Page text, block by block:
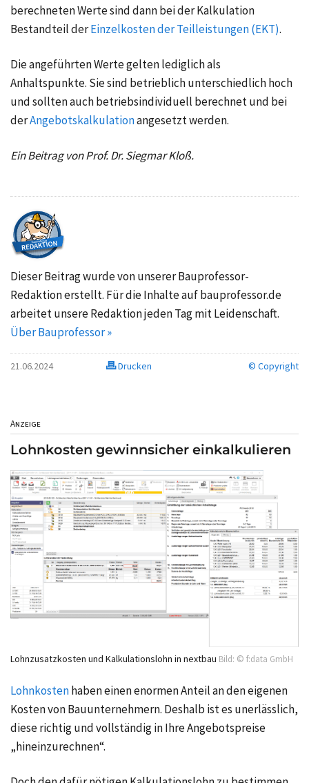
berechneten Werte sind dann bei der Kalkulation
Bestandteil derEinzelkosten der Teilleistungen (EKT).
Die angeführten Werte gelten lediglich als
Anhaltspunkte. Sie sind betrieblich unterschiedlich hoch
und sollten auch betriebsindividuell berechnet und bei
derAngebotskalkulationangesetzt werden.
Ein Beitrag von Prof. Dr. Siegmar Kloß.
Dieser Beitrag wurde von unserer Bauprofessor-
Redaktion erstellt. Für die Inhalte auf bauprofessor.de
arbeitet unsere Redaktion jeden Tag mit Leidenschaft.
Über Bauprofessor »
21.06.2024 Drucken © Copyright
Anzeige
Lohnkosten gewinnsicher einkalkulieren
Lohnzusatzkosten und Kalkulationslohn in nextbau Bild: © f:data GmbH
Lohnkostenhaben einen enormen Anteil an den eigenen
Kosten von Bauunternehmern. Deshalb ist es unerlässlich,
diese richtig und vollständig in Ihre Angebotspreise
„hineinzurechnen“.